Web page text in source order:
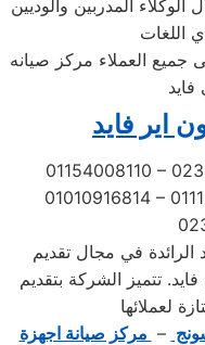
المدربين والوديين
اللغات
جميع العملاء مركز صيانه
فايد
اير فايد
01154008110 –
01010916814 –
الرائدة في مجال تقديم
تتميز الشركة بتقديم
لعملائها
– مركز صيانة اجهزة